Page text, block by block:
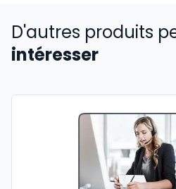
D'autres produits
intéresser